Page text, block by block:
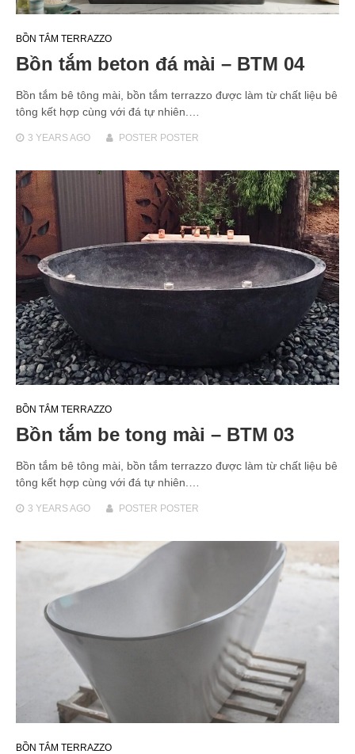
BỒN TẮM TERRAZZO
Bồn tắm beton đá mài – BTM 04
Bồn tắm bê tông mài, bồn tắm terrazzo được làm từ chất liệu bê
tông kết hợp cùng với đá tự nhiên.…
3 YEARSAGO POSTER POSTER
BỒN TẮM TERRAZZO
Bồn tắm be tong mài – BTM 03
Bồn tắm bê tông mài, bồn tắm terrazzo được làm từ chất liệu bê
tông kết hợp cùng với đá tự nhiên.…
3 YEARSAGO POSTER POSTER
BỒN TẮM TERRAZZO